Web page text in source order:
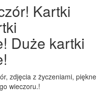
Kartki
Duże kartki
zdjęcia z życzeniami, piękne
wieczoru.!